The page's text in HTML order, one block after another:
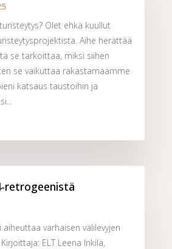
Olet ehkä kuullut
Aihe herättää
se tarkoittaa, miksi siihen
se vaikuttaa rakastamaamme
katsaus taustoihin ja
retrogeenistä
aiheuttaa varhaisen välilevyjen
ELT Leena Inkilä,